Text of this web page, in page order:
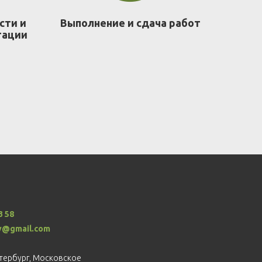
и
Выполнение и сдача работ
58
Московское